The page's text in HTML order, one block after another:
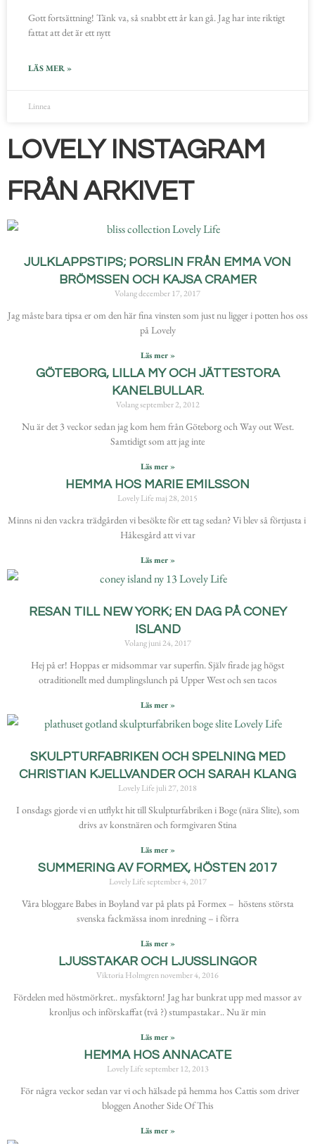
Gott fortsättning! Tänk va, så snabbt ett år kan gå. Jag har inte riktigt
fattat att det är ett nytt
LÄS MER »
Linnea
LOVELY INSTAGRAM
FRÅN ARKIVET
JULKLAPPSTIPS; PORSLIN FRÅN EMMA VON
BRÖMSSEN OCH KAJSA CRAMER
Volangdecember 17, 2017
Jag måste bara tipsa er om den här fina vinsten som just nu ligger i potten hos oss
på Lovely
Läs mer »
GÖTEBORG, LILLA MY OCH JÄTTESTORA
KANELBULLAR.
Volangseptember 2, 2012
Nu är det 3 veckor sedan jag kom hem från Göteborg och Way out West.
Samtidigt som att jag inte
Läs mer »
HEMMA HOS MARIE EMILSSON
Lovely Life maj 28, 2015
Minns ni den vackra trädgården vi besökte för ett tag sedan? Vi blev så förtjusta i
Håkesgård att vi var
Läs mer »
RESAN TILL NEW YORK; EN DAG PÅ CONEY
ISLAND
Volangjuni 24, 2017
Hej på er! Hoppas er midsommar var superfin. Själv firade jag högst
otraditionellt med dumplingslunch på Upper West och sen tacos
Läs mer »
SKULPTURFABRIKEN OCH SPELNING MED
CHRISTIAN KJELLVANDER OCH SARAH KLANG
Lovely Life juli 27, 2018
I onsdags gjorde vi en utflykt hit till Skulpturfabriken i Boge (nära Slite), som
drivs av konstnären och formgivaren Stina
Läs mer »
SUMMERING AV FORMEX, HÖSTEN 2017
Lovely Lifeseptember 4, 2017
Våra bloggare Babes in Boyland var på plats på Formex – höstens största
svenska fackmässa inom inredning – i förra
Läs mer »
LJUSSTAKAR OCH LJUSSLINGOR
Viktoria Holmgrennovember 4, 2016
Fördelen med höstmörkret.. mysfaktorn! Jag har bunkrat upp med massor av
kronljus och införskaffat (två ?) stumpastakar.. Nu är min
Läs mer »
HEMMA HOS ANNACATE
Lovely Lifeseptember 12, 2013
För några veckor sedan var vi och hälsade på hemma hos Cattis som driver
bloggen Another Side Of This
Läs mer »